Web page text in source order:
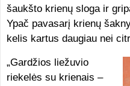
šaukšto krienų sloga ir
Ypač pavasarį krienų
kelis kartus daugiau nei
„Gardžios liežuvio
riekelės su krienais –